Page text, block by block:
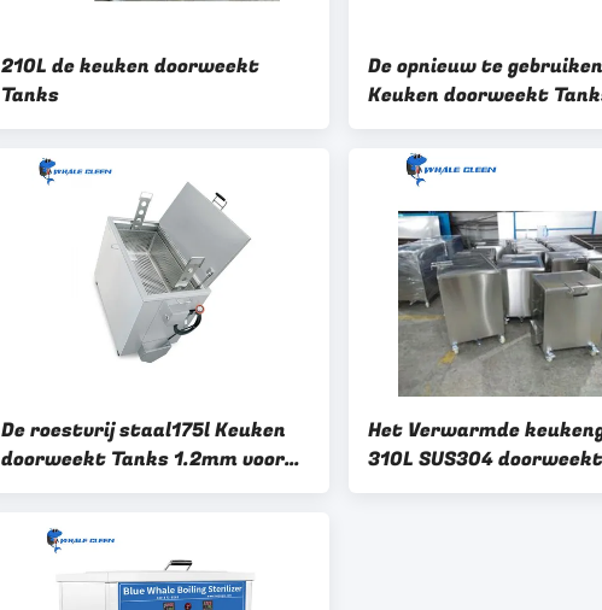
210L de keuken doorweekt
Tanks
De opnieuw te gebruiken
Keuken doorweekt
met Sterke Heater Self
Contained System
De roestvrij staal175l Keuken
doorweekt Tanks 1.2mm voor
vuile potten en pannen
Het Verwarmde
310L SUS304
met Constant Working